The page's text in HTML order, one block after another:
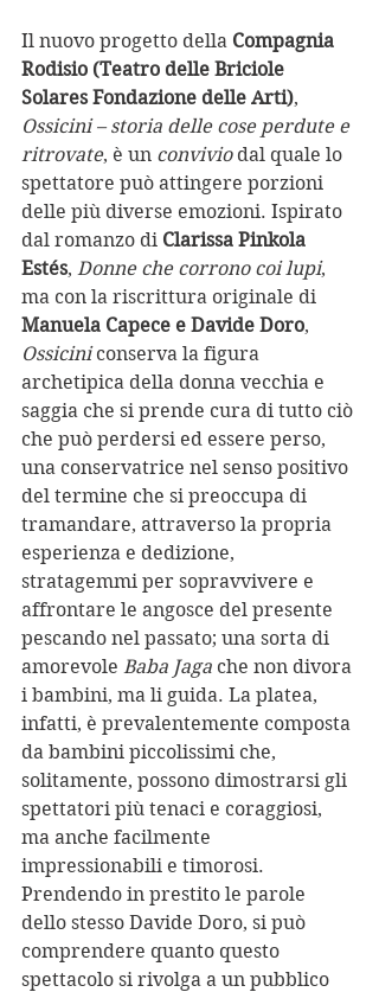
Il nuovo progetto della Compagnia
Rodisio (Teatro delle Briciole
Solares Fondazione delle Arti),
Ossicini – storia delle cose perdute e
ritrovate, è un convivio dal quale lo
spettatore può attingere porzioni
delle più diverse emozioni. Ispirato
dal romanzo di Clarissa Pinkola
Estés, Donne che corrono coi lupi,
ma con la riscrittura originale di
Manuela Capece e Davide Doro,
Ossicini conserva la figura
archetipica della donna vecchia e
saggia che si prende cura di tutto ciò
che può perdersi ed essere perso,
una conservatrice nel senso positivo
del termine che si preoccupa di
tramandare, attraverso la propria
esperienza e dedizione,
stratagemmi per sopravvivere e
affrontare le angosce del presente
pescando nel passato; una sorta di
amorevole Baba Jaga che non divora
i bambini, ma li guida. La platea,
infatti, è prevalentemente composta
da bambini piccolissimi che,
solitamente, possono dimostrarsi gli
spettatori più tenaci e coraggiosi,
ma anche facilmente
impressionabili e timorosi.
Prendendo in prestito le parole
dello stesso Davide Doro, si può
comprendere quanto questo
spettacolo si rivolga a un pubblico